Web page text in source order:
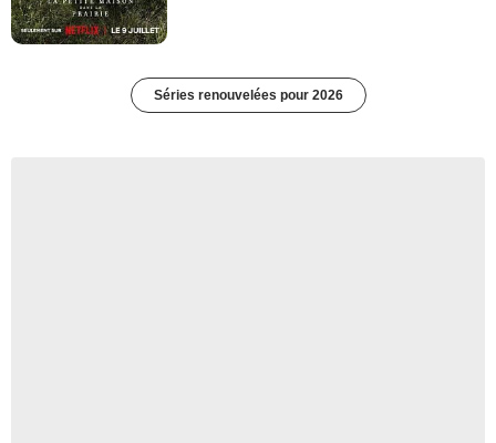
Séries renouvelées pour 2026